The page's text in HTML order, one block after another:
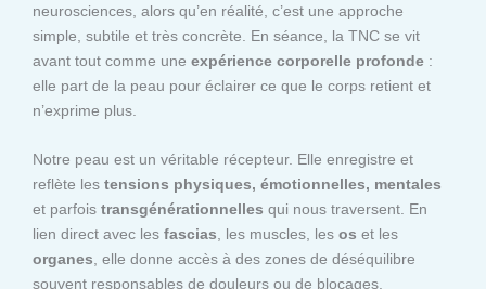
neurosciences, alors qu’en réalité, c’est une approche
simple, subtile et très concrète. En séance, la TNC se vit
avant tout comme une expérience corporelle profonde :
elle part de la peau pour éclairer ce que le corps retient et
n’exprime plus.
Notre peau est un véritable récepteur. Elle enregistre et
reflète les tensions physiques, émotionnelles, mentales
et parfois transgénérationnelles qui nous traversent. En
lien direct avec les fascias, les muscles, les os et les
organes, elle donne accès à des zones de déséquilibre
souvent responsables de douleurs ou de blocages.